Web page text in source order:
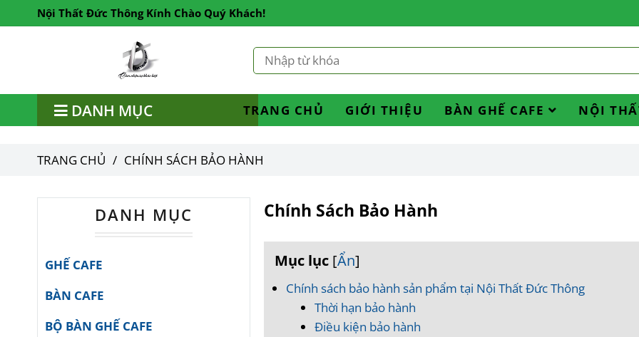
Nội Thất Đức Thông Kính Chào Quý Khách!
DANH MỤC TRANG CHỦ GIỚI THIỆU BÀN GHẾ CAFE NỘI
TRANG CHỦ / CHÍNH SÁCH BẢO HÀNH
Chính Sách Bảo Hành
Mục lục [Ẩn]
Chính sách bảo hành sản phẩm tại Nội Thất Đức Thông
Thời hạn bảo hành
Điều kiện bảo hành
DANH MỤC
GHẾ CAFE
BÀN CAFE
BỘ BÀN GHẾ CAFE